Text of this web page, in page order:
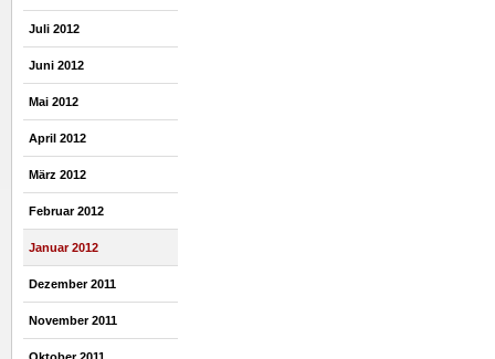
Juli 2012
Juni 2012
Mai 2012
April 2012
März 2012
Februar 2012
Januar 2012
Dezember 2011
November 2011